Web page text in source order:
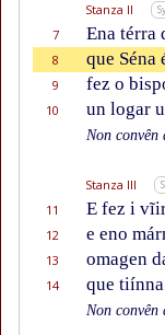
Stanza II
7 Ena térra
8 que Séna
9 fez o
10 un logar
Non convên
Stanza III
11 E fez i
12 e eno
13 omagen
14 que tiínna
Non convên